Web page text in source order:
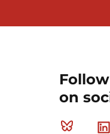
on